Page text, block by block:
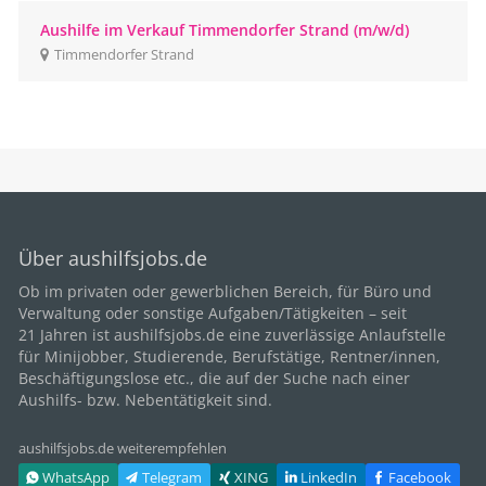
Aushilfe im Verkauf Timmendorfer Strand (m/w/d)
Timmendorfer Strand
Über aushilfsjobs.de
Ob im privaten oder gewerblichen Bereich, für Büro und
Verwaltung oder sonstige Aufgaben/Tätigkeiten – seit
21 Jahren ist aushilfsjobs.de eine zuverlässige Anlaufstelle
für Minijobber, Studierende, Berufstätige, Rentner/innen,
Beschäftigungslose etc., die auf der Suche nach einer
Aushilfs- bzw. Nebentätigkeit sind.
aushilfsjobs.de weiterempfehlen
WhatsApp
Telegram XING LinkedIn Facebook